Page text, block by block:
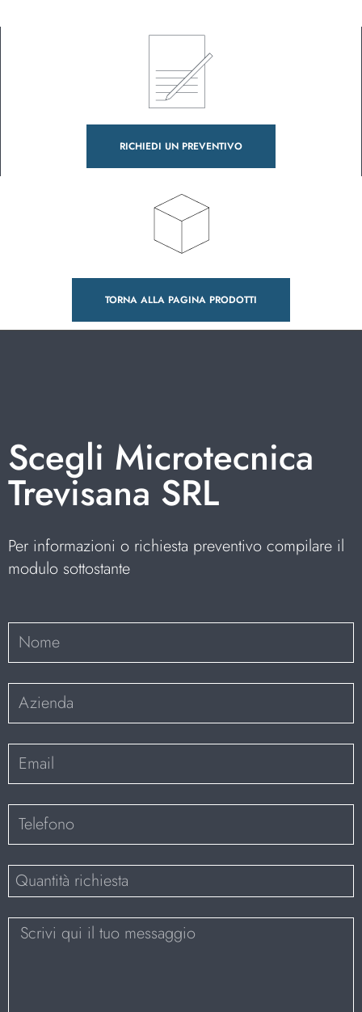
RICHIEDI UN PREVENTIVO
TORNA ALLA PAGINA PRODOTTI
Scegli Microtecnica
Trevisana SRL
Per informazioni o richiesta preventivo compilare il
modulo sottostante